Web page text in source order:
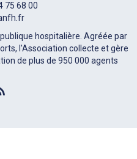
75 68 00
publique hospitalière. Agréée par
l'Association collecte et gère
de plus de 950 000 agents